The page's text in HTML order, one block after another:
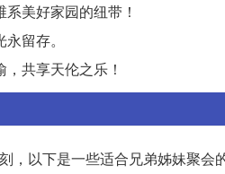
美好家园的纽带！
留存。
共享天伦之乐！
，以下是一些适合兄弟姊妹聚会